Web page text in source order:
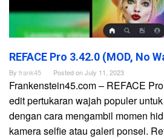
REFACE Pro 3.42.0 (MOD, No
By frank45 Posted onJuly 11, 2023
Frankenstein45.com – REFACE
edit pertukaran wajah populer
dengan cara mengambil momen
kamera selfie atau galeri ponsel.